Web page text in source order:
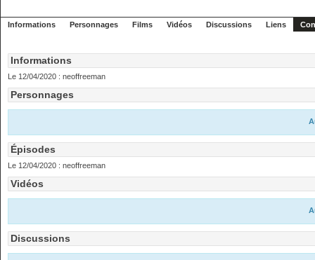
Informations Personnages Films Vidéos Discussions Liens
Informations
Le 12/04/2020 : neoffreeman
Personnages
Épisodes
Le 12/04/2020 : neoffreeman
Vidéos
Discussions